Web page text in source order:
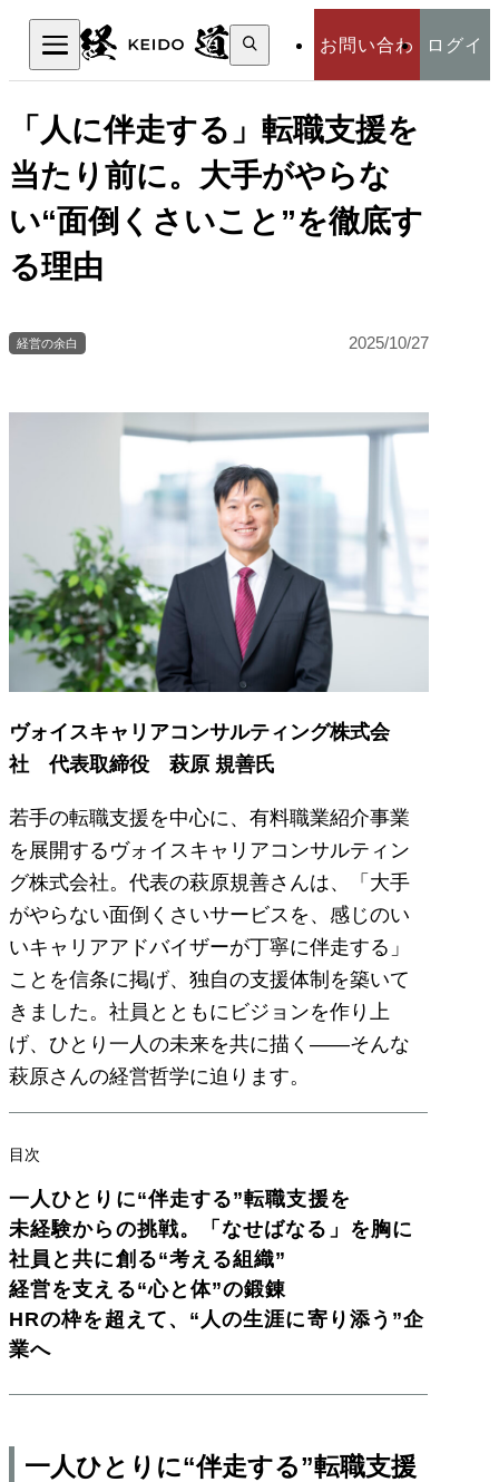
お問い合わ
せ
ログイ
検
索:
検索
「人に伴走する」転職支援を
当たり前に。大手がやらな
い“面倒くさいこと”を徹底す
る理由
経営の余白 2025/10/27
ヴォイスキャリアコンサルティング株式会
社 代表取締役 萩原 規善氏
若手の転職支援を中心に、有料職業紹介事業
を展開するヴォイスキャリアコンサルティン
グ株式会社。代表の萩原規善さんは、「大手
がやらない面倒くさいサービスを、感じのい
いキャリアアドバイザーが丁寧に伴走する」
ことを信条に掲げ、独自の支援体制を築いて
きました。社員とともにビジョンを作り上
げ、ひとり一人の未来を共に描く――そんな
萩原さんの経営哲学に迫ります。
目次
一人ひとりに“伴走する”転職支援を
未経験からの挑戦。「なせばなる」を胸に
社員と共に創る“考える組織”
経営を支える“心と体”の鍛錬
HRの枠を超えて、“人の生涯に寄り添う”企
業へ
一人ひとりに“伴走する”転職支援